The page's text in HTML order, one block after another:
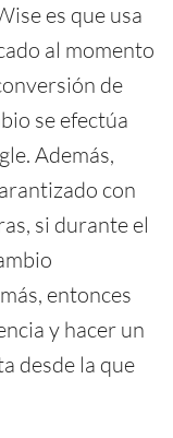
es que usa
al momento
de
se efectúa
Además,
con
si durante el
entonces
y hacer un
desde la que